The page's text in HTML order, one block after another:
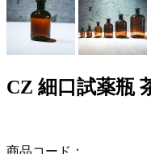
CZ 細口試薬瓶
商品コード：